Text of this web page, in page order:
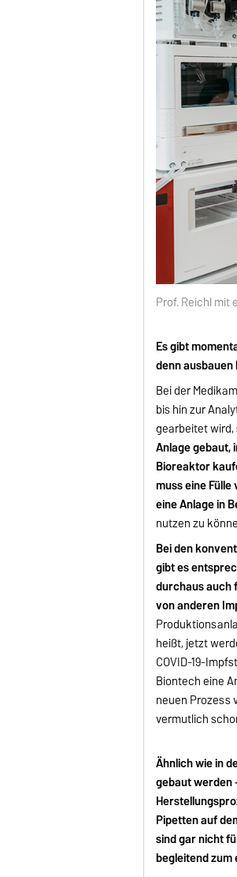
Prof. Reichl mit
Es gibt
denn
Bei der
bis hin zur
gearbeitet
Anlage gebaut,
Bioreaktor
muss eine
eine Anlage in
nutzen zu
Bei den
gibt es
durchaus auch
von anderen
heißt, jetzt
COVID-19-
Biontech eine
neuen Prozess
vermutlich
Ähnlich wie in
gebaut werden
Pipetten auf
sind gar nicht
begleitend